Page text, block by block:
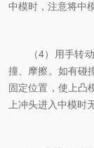
中模时，注意将中
（4）用手转动
撞、摩擦。如有碰
固定位置，使上凸
上冲头进入中模时